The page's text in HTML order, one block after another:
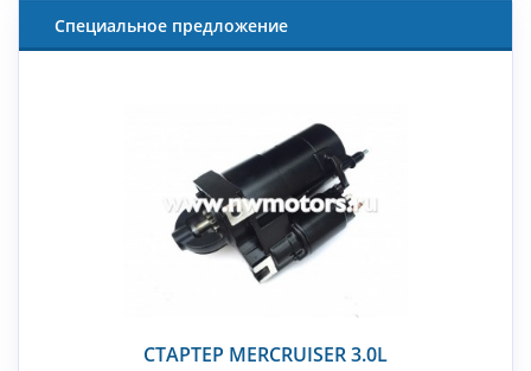
Специальное предложение
СТАРТЕР MERCRUISER 3.0L